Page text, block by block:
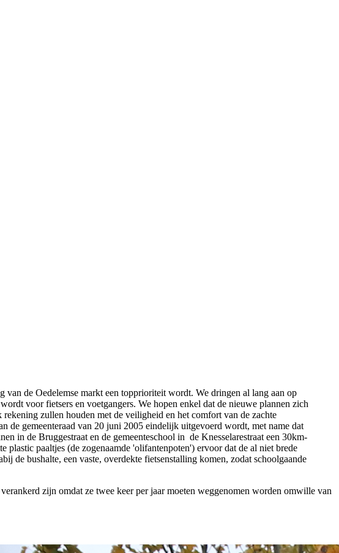
de Oedelemse markt een topprioriteit wordt. We dringen al lang aan op
voor fietsers en voetgangers. We hopen enkel dat de nieuwe plannen zich
zullen houden met de veiligheid en het comfort van de zachte
gemeenteraad van 20 juni 2005 eindelijk uitgevoerd wordt, met name dat
in de Bruggestraat en de gemeenteschool in de Knesselarestraat een 30km-
paaltjes (de zogenaamde 'olifantenpoten') ervoor dat de al niet brede
de bushalte, een vaste, overdekte fietsenstalling komen, zodat schoolgaande
zijn omdat ze twee keer per jaar moeten weggenomen worden omwille van